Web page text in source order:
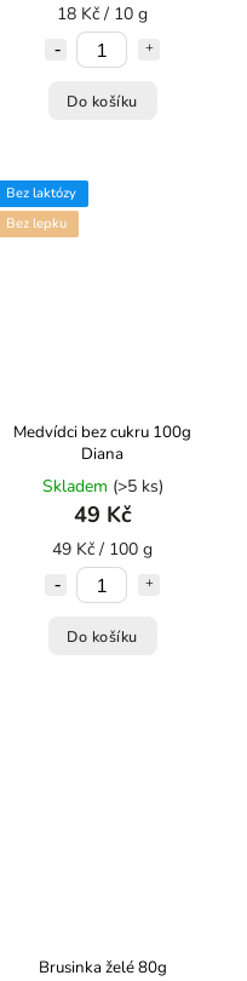
18 Kč / 10 g
Do košíku
Bez laktózy
Bez lepku
Medvídci bez cukru 100g
Diana
Skladem (>5 ks)
49 Kč
49 Kč / 100 g
Do košíku
Brusinka želé 80g